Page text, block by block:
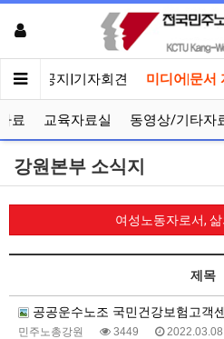
인 공지|기자회견 미디어|문서
료 교육자료실 동영상/기타자
강원본부 소식지
여성노동자로서,
제목
공공운수노조 국민건강보험고객센
민주노총강원 3449 2022.03.08